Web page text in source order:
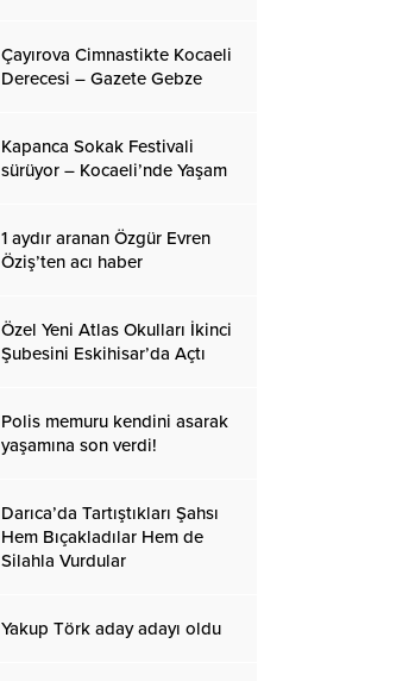
Çayırova Cimnastikte Kocaeli
Derecesi – Gazete Gebze
Kapanca Sokak Festivali
sürüyor – Kocaeli’nde Yaşam
1 aydır aranan Özgür Evren
Öziş’ten acı haber
Özel Yeni Atlas Okulları İkinci
Şubesini Eskihisar’da Açtı
Polis memuru kendini asarak
yaşamına son verdi!
Darıca’da Tartıştıkları Şahsı
Hem Bıçakladılar Hem de
Silahla Vurdular
Yakup Törk aday adayı oldu